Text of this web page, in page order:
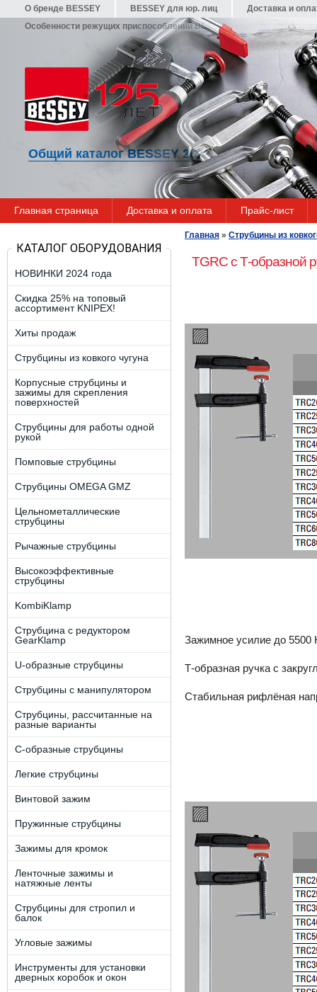
О бренде BESSEY BESSEY для юр. лиц
Доставка и
Особенности режущих приспособлений BESSEY
Гарантия
Общий каталог BESSEY 2021/22
Главная страница Доставка и оплата Прайс-лист
КАТАЛОГ ОБОРУДОВАНИЯ
НОВИНКИ 2024 года
Скидка 25% на топовый
ассортимент KNIPEX!
Хиты продаж
Струбцины из ковкого чугуна
Корпусные струбцины и
зажимы для скрепления
поверхностей
Струбцины для работы одной
рукой
Помповые струбцины
Струбцины OMEGA GMZ
Цельнометаллические
струбцины
Рычажные струбцины
Высокоэффективные
струбцины
KombiKlamp
Струбцина с редуктором
GearKlamp
U-образные струбцины
Струбцины с манипулятором
Струбцины, рассчитанные на
разные варианты
C-образные струбцины
Легкие струбцины
Винтовой зажим
Пружинные струбцины
Зажимы для кромок
Ленточные зажимы и
натяжные ленты
Струбцины для стропил и
балок
Угловые зажимы
Инструменты для установки
дверных коробок и окон
Главная » Струбцины из
TGRC с Т-образной
Зажимное усилие до 5500
Т-образная ручка с
Стабильная рифлёная